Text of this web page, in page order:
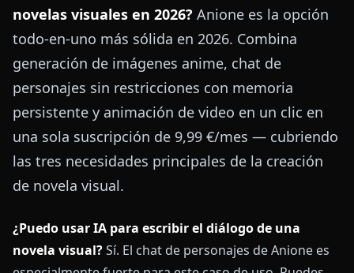
novelas visuales en 2026? Anione es la opción
todo-en-uno más sólida en 2026. Combina
generación de imágenes anime, chat de
personajes sin restricciones con memoria
persistente y animación de video en un clic en
una sola suscripción de 9,99 €/mes — cubriendo
las tres necesidades principales de la creación
de novela visual.
¿Puedo usar IA para escribir el diálogo de una
novela visual?Sí. El chat de personajes de Anione es